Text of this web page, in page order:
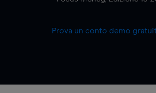
Prova un conto demo